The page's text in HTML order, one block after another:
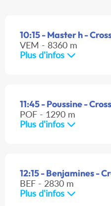
10:15 - Master h -
VEM - 8360 m
Plus d'infos
11:45 - Poussine - Cross
POF - 1290 m
Plus d'infos
12:15 - Benjamines -
BEF - 2830 m
Plus d'infos